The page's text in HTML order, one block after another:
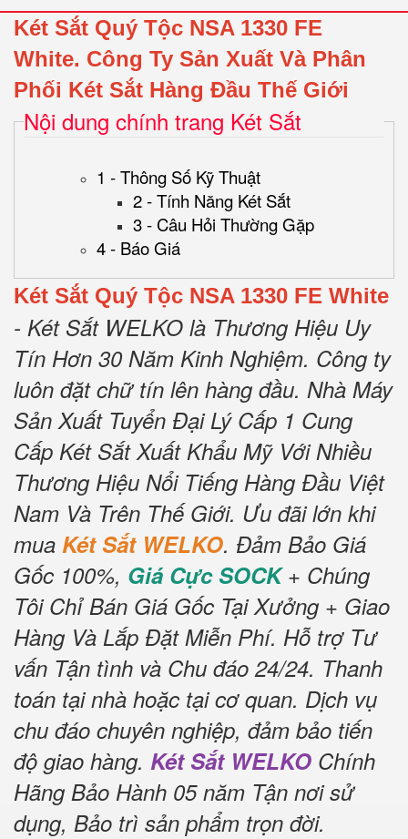
Két Sắt Quý Tộc NSA 1330 FE
White. Công Ty Sản Xuất Và Phân
Phối Két Sắt Hàng Đầu Thế Giới
Nội dung chính trang Két Sắt
1 - Thông Số Kỹ Thuật
2 - Tính Năng Két Sắt
3 - Câu Hỏi Thường Gặp
4 - Báo Giá
Két Sắt Quý Tộc NSA 1330 FE White
- Két Sắt WELKO là Thương Hiệu Uy
Tín Hơn 30 Năm Kinh Nghiệm. Công ty
luôn đặt chữ tín lên hàng đầu. Nhà Máy
Sản Xuất Tuyển Đại Lý Cấp 1 Cung
Cấp Két Sắt Xuất Khẩu Mỹ Với Nhiều
Thương Hiệu Nổi Tiếng Hàng Đầu Việt
Nam Và Trên Thế Giới. Ưu đãi lớn khi
mua Két Sắt WELKO. Đảm Bảo Giá
Gốc 100%, Giá Cực SOCK+ Chúng
Tôi Chỉ Bán Giá Gốc Tại Xưởng + Giao
Hàng Và Lắp Đặt Miễn Phí. Hỗ trợ Tư
vấn Tận tình và Chu đáo 24/24. Thanh
toán tại nhà hoặc tại cơ quan. Dịch vụ
chu đáo chuyên nghiệp, đảm bảo tiến
độ giao hàng. Két Sắt WELKO Chính
Hãng Bảo Hành 05 năm Tận nơi sử
dụng, Bảo trì sản phẩm trọn đời.